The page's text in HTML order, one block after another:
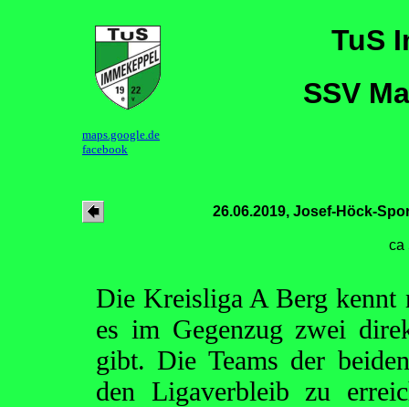
TuS
SSV
maps.google.de
facebook
26.06.2019, Josef-Höck-
ca
Die Kreisliga A Berg kennt
es im Gegenzug zwei
gibt. Die Teams der
den Ligaverbleib zu